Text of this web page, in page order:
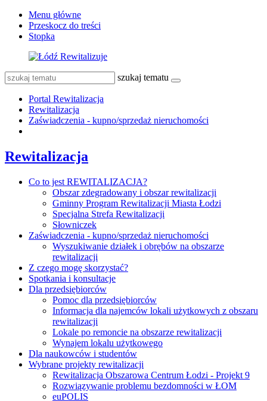
Menu główne
Przeskocz do treści
Stopka
szukaj tematu
Portal Rewitalizacja
Rewitalizacja
Zaświadczenia - kupno/sprzedaż nieruchomości
Rewitalizacja
Co to jest REWITALIZACJA?
Obszar zdegradowany i obszar rewitalizacji
Gminny Program Rewitalizacji Miasta Łodzi
Specjalna Strefa Rewitalizacji
Słowniczek
Zaświadczenia - kupno/sprzedaż nieruchomości
Wyszukiwanie działek i obrębów na obszarze
rewitalizacji
Z czego mogę skorzystać?
Spotkania i konsultacje
Dla przedsiębiorców
Pomoc dla przedsiębiorców
Informacja dla najemców lokali użytkowych z obszaru
rewitalizacji
Lokale po remoncie na obszarze rewitalizacji
Wynajem lokalu użytkowego
Dla naukowców i studentów
Wybrane projekty rewitalizacji
Rewitalizacja Obszarowa Centrum Łodzi - Projekt 9
Rozwiązywanie problemu bezdomności w ŁOM
euPOLIS